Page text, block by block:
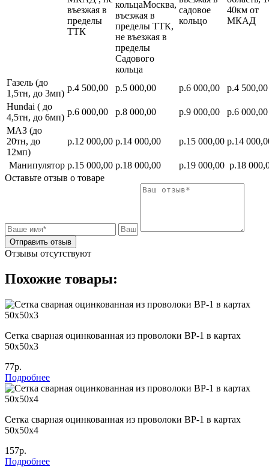
въезжая в
пределы
ТТК
кольцаМосква,
въезжая в
пределы ТТК,
не въезжая в
пределы
Садового
кольца
садовое
кольцо
40км от
МКАД
Газель (до
1,5тн, до 3мп)
р.4 500,00 р.5 000,00 р.6 000,00
р.4 500,00
Hundai ( до
4,5тн, до 6мп)
р.6 000,00 р.8 000,00 р.9 000,00
р.6 000,00
МАЗ (до
20тн, до
12мп)
р.12 000,00 р.14 000,00 р.15 000,00 р.14
Манипулятор р.15 000,00 р.18 000,00 р.19 000,00 р.18
Оставьте отзыв о товаре
Отправить отзыв
Отзывы отсутствуют
Похожие товары:
Сетка сварная оцинкованная из проволоки ВР-1 в картах
50х50х3
77р.
Подробнее
Сетка сварная оцинкованная из проволоки ВР-1 в картах
50х50х4
157р.
Подробнее